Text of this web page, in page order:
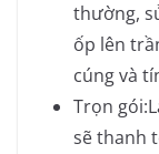
thường,
ốp lên
cúng và
Trọn gói:
sẽ thanh